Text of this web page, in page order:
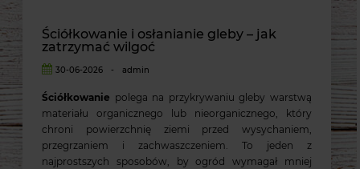
Ściółkowanie i osłanianie gleby – jak
zatrzymać wilgoć
30-06-2026 - admin
Ściółkowanie polega na przykrywaniu gleby warstwą
materiału organicznego lub nieorganicznego, który
chroni powierzchnię ziemi przed wysychaniem,
przegrzaniem i zachwaszczeniem. To jeden z
najprostszych sposobów, by ogród wymagał mniej